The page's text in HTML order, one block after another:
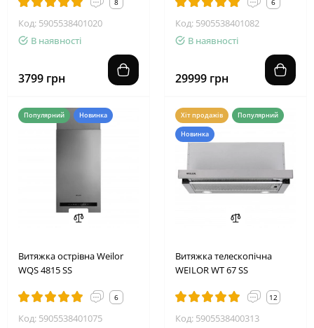
Код: 5905538401020
В наявності
3799 грн
Код: 5905538401082
В наявності
29999 грн
Популярний Новинка
Витяжка острівна Weilor
WQS 4815 SS
6
Код: 5905538401075
Хіт продажів Популярний
Новинка
Витяжка телескопічна
WEILOR WT 67 SS
12
Код: 5905538400313